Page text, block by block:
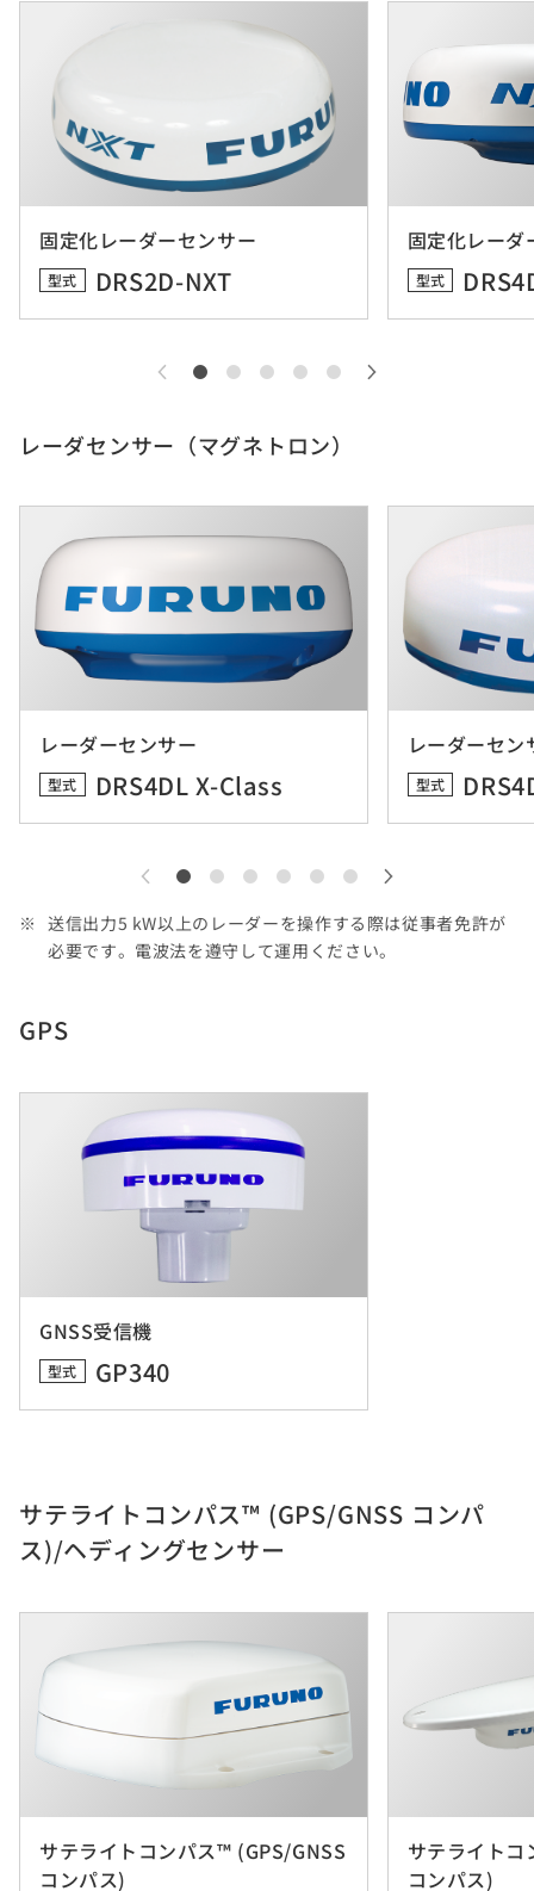
固定化レーダーセンサー
型式 DRS2D-NXT
固定化レーダ
型式
レーダセンサー（マグネトロン）
レーダーセンサー
型式 DRS4DL X-Class
レーダーセン
型式
送信出力5 kW以上のレーダーを操作する際は従事者免許が
必要です。電波法を遵守して運用ください。
GPS
GNSS受信機
型式 GP340
サテライトコンパス™ (GPS/GNSS コンパ
ス)/ヘディングセンサー
サテライトコンパス™ (GPS/GNSS
コンパス)
サテライト
コンパス)